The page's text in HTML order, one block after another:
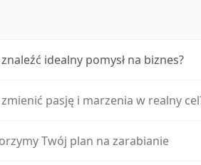
znaleźć idealny pomysł na biznes?
zmienić pasję i marzenia w realny
Twój plan na zarabianie